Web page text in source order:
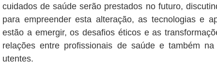
cuidados de saúde serão prestados no futuro,
para empreender esta alteração, as tecnologias e
estão a emergir, os desafios éticos e as
relações entre profissionais de saúde e também
utentes.